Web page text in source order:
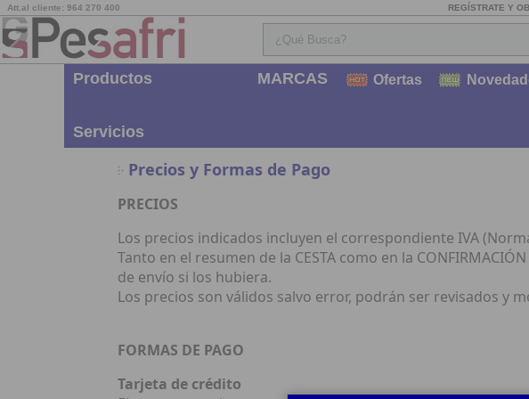
Att.al cliente: 964 270 400 REGÍSTRATE Y
Productos
Servicios
MARCAS Ofertas
Precios y Formas de Pago
PRECIOS
Los precios indicados incluyen el correspondiente IVA
Tanto en el resumen de la CESTA como en la
de envío si los hubiera.
Los precios son válidos salvo error, podrán ser revisados y
FORMAS DE PAGO
Tarjeta de crédito